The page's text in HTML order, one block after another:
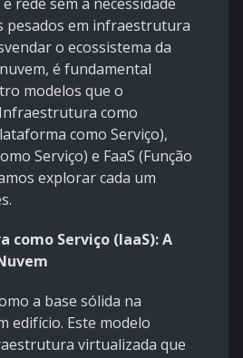
pesados em infraestrutura
o ecossistema da
é fundamental
modelos que o
como
como Serviço),
Serviço) e FaaS (Função
explorar cada um
como Serviço (IaaS): A
a base sólida na
edifício. Este modelo
virtualizada que